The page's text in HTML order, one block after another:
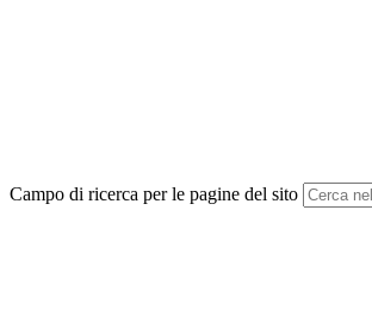
Campo di ricerca per le pagine del sito